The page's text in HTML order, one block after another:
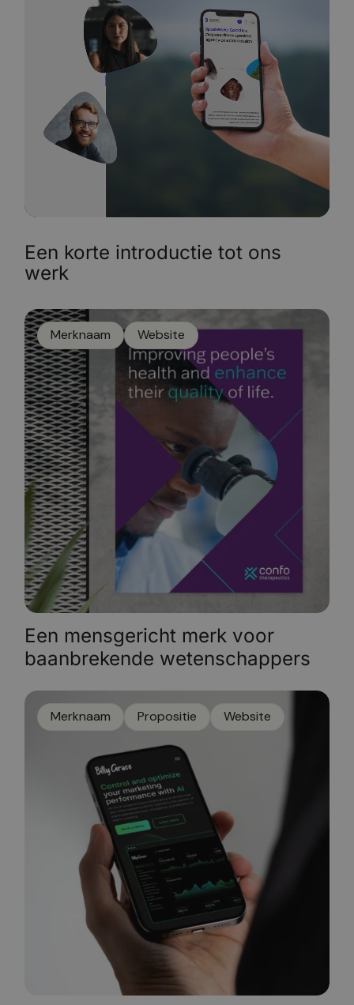
Een korte introductie tot ons
werk
Merknaam Website
Een mensgericht merk voor
baanbrekende wetenschappers
Merknaam Propositie Website